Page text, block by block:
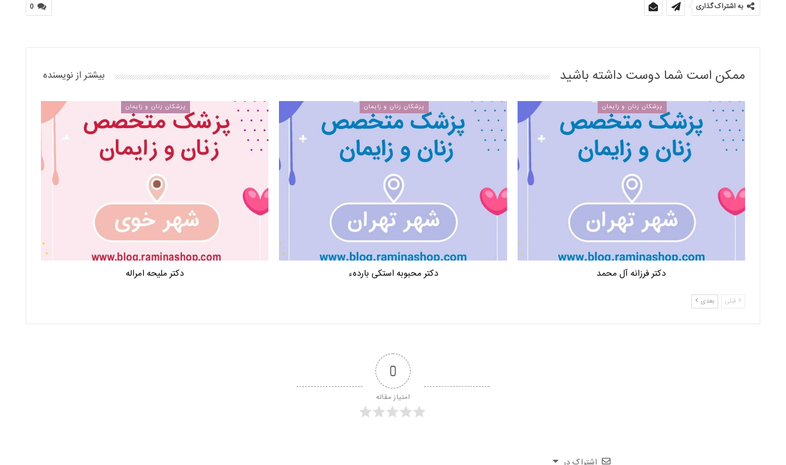
0 به اشتراک گذاری
ممکن است شما دوست داشته باشید بیشتر از نویسنده
پزشکان زنان و زایمان
دکتر فرزانه آل محمد
پزشکان زنان و زایمان
دکتر محبوبه استکی باردهء
پزشکان زنان و زایمان
دکتر ملیحه امراله
قبلی بعدی
0
امتیاز مقاله